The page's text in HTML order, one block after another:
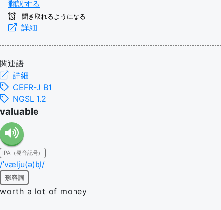
翻訳する
聞き取れるようになる
詳細
関連語
詳細
CEFR-J B1
NGSL 1.2
valuable
IPA（発音記号）
/ˈvælju(ə)bl̩/
形容詞
worth a lot of money